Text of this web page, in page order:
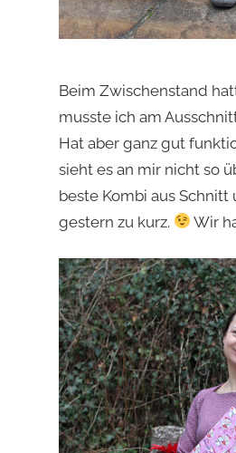
Beim Zwischenstand
musste ich am
Hat aber ganz gut
sieht es an mir nicht so
beste Kombi aus
gestern zu kurz.
Wir